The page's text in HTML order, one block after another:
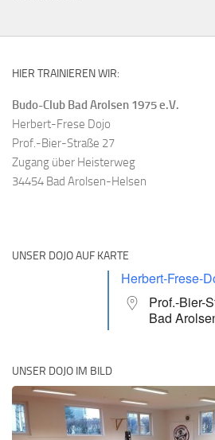
HIER TRAINIEREN WIR:
Budo-Club Bad Arolsen 1975 e.V.
Herbert-Frese Dojo
Prof.-Bier-Straße 27
Zugang über Heisterweg
34454 Bad Arolsen-Helsen
UNSER DOJO AUF KARTE
Herbert-Frese-
Prof.-Bier-
Bad
UNSER DOJO IM BILD